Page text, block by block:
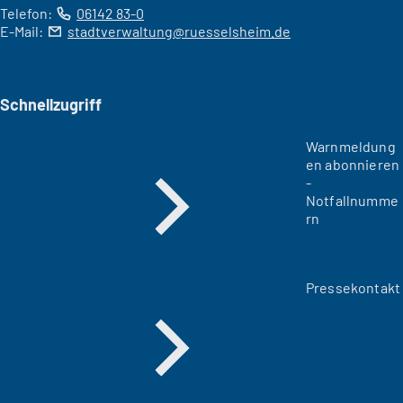
Telefon:
06142 83-0
E-Mail:
stadtverwaltung ruesselsheim de
Schnellzugriff
Warnmeldung
en abonnieren
-
Notfallnumme
rn
Pressekontakt